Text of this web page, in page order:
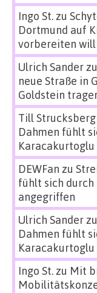
Ingo St.zu
Dortmund auf
vorbereiten will
Ulrich Sanderzu
neue Straße in
Goldstein
Till Strucksberg
Dahmen fühlt
DEWFan zu
fühlt sich durch
angegriffen
Ulrich Sanderzu
Dahmen fühlt
Ingo St.zu Mit